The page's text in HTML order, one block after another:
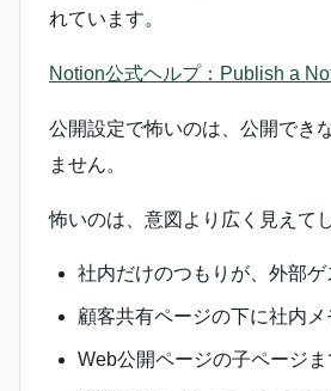
れています。
Notion公式ヘルプ：Publish a
公開設定で怖いのは、公開でき
ません。
怖いのは、意図より広く見えて
社内だけのつもりが、外部
顧客共有ページの下に社内
Web公開ページの子ページ